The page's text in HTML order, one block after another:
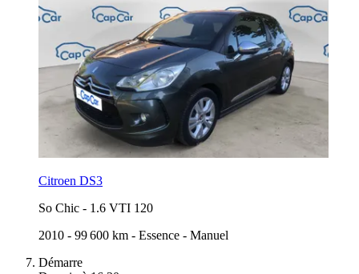
Citroen DS3
So Chic - 1.6 VTI 120
2010 - 99 600 km - Essence - Manuel
Démarre